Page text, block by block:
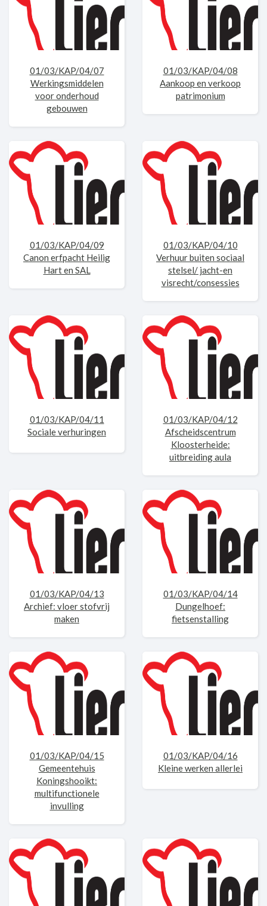
01/03/KAP/04/07
Werkingsmiddelen
voor onderhoud
gebouwen
01/03/KAP/04/08
Aankoop en verkoop
patrimonium
01/03/KAP/04/09
Canon erfpacht Heilig
Hart en SAL
01/03/KAP/04/10
Verhuur buiten sociaal
stelsel/ jacht-en
visrecht/consessies
01/03/KAP/04/11
Sociale verhuringen
01/03/KAP/04/12
Afscheidscentrum
Kloosterheide:
uitbreiding aula
01/03/KAP/04/13
Archief: vloer stofvrij
maken
01/03/KAP/04/14
Dungelhoef:
fietsenstalling
01/03/KAP/04/15
Gemeentehuis
Koningshooikt:
multifunctionele
invulling
01/03/KAP/04/16
Kleine werken allerlei